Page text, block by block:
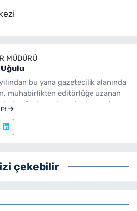
MÜDÜRÜ
Uğulu
bu yana gazetecilik alanında
muhabirlikten editörlüğe uzanan
gündem, siyaset, ekonomi,
üzere birçok alanda içerik üreten bir
Ege Üniversitesi İletişim
çalışmalarını sürdürmektedir.
Et
çekebilir